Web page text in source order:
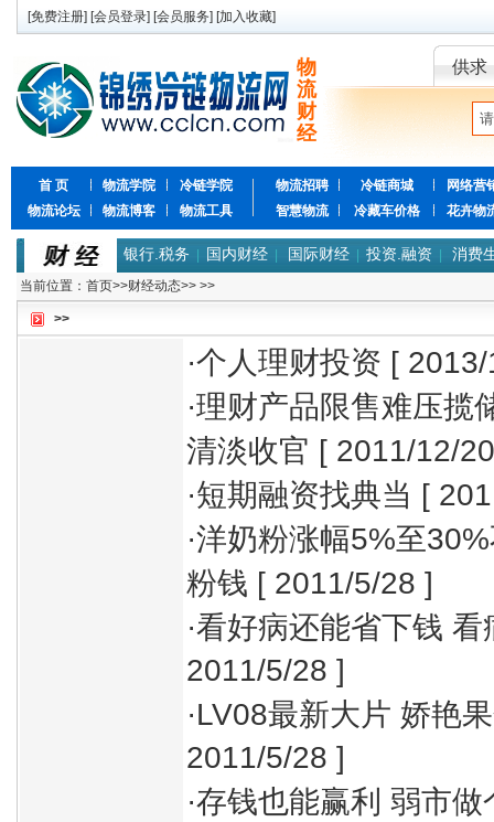
[免费注册] [会员登录] [会员服务] [加入收藏]
物
流
财
经
供求
首 页 物流学院
冷链学院
物流论坛
物流博客 物流工具
物流招聘 冷链商城
网络营
智慧物流
冷藏车价格 花卉物
银行.税务 国内财经 国际财经 投资.融资 消费
当前位置： 首页>>财经动态>> >>
>>
·个人理财投资 [
·理财产品限售难压揽
清淡收官 [ 2011/12/
·短期融资找典当 [
·洋奶粉涨幅5%至
粉钱 [ 2011/5/28 ]
·看好病还能省下钱 看
2011/5/28 ]
·LV08最新大片 娇艳
2011/5/28 ]
·存钱也能赢利 弱市做